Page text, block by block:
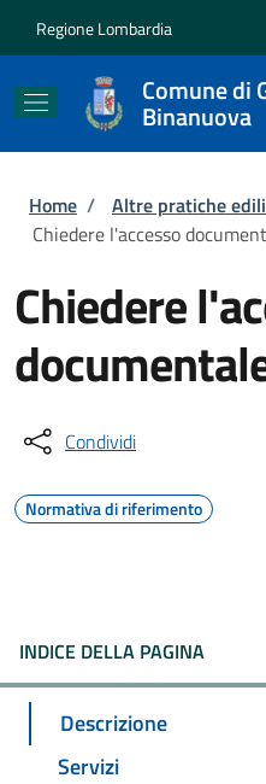
Regione Lombardia
Comune di
Binanuova
Briciole di
Home / Altre pratiche
Chiedere l'accesso
Chiedere
Condividi
Normativa di riferimento
INDICE DELLA PAGINA
Descrizione
Servizi